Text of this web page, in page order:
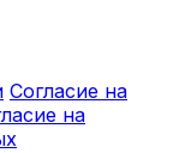
Согласие на
на